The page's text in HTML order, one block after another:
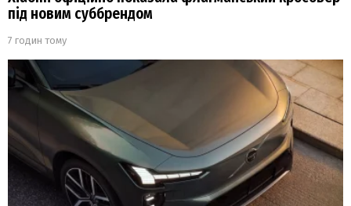
під новим суббрендом
7 годин тому